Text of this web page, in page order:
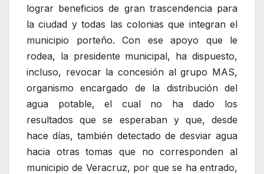
lograr beneficios de gran trascendencia para
la ciudad y todas las colonias que integran el
municipio porteño. Con ese apoyo que le
rodea, la presidente municipal, ha dispuesto,
incluso, revocar la concesión al grupo MAS,
organismo encargado de la distribución del
agua potable, el cual no ha dado los
resultados que se esperaban y que, desde
hace días, también detectado de desviar agua
hacia otras tomas que no corresponden al
municipio de Veracruz, por que se ha entrado,